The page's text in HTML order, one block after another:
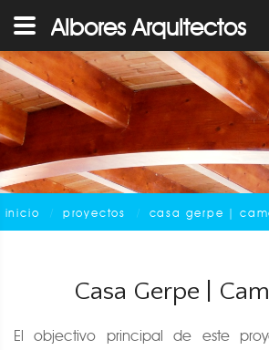
Albores Arquitectos
inicio proyectos casa gerpe |
Casa Gerpe |
El objectivo principal de este